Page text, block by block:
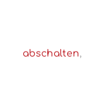
abschalten,